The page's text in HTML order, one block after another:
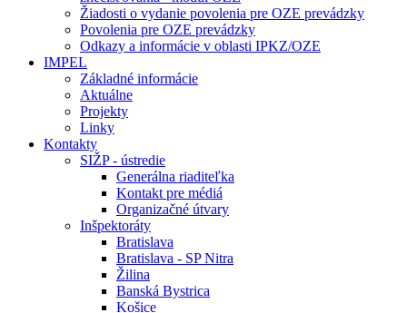
Žiadosti o vydanie povolenia pre OZE prevádzky
Povolenia pre OZE prevádzky
Odkazy a informácie v oblasti IPKZ/OZE
IMPEL
Základné informácie
Aktuálne
Projekty
Linky
Kontakty
SIŽP - ústredie
Generálna riaditeľka
Kontakt pre médiá
Organizačné útvary
Inšpektoráty
Bratislava
Bratislava - SP Nitra
Žilina
Banská Bystrica
Košice